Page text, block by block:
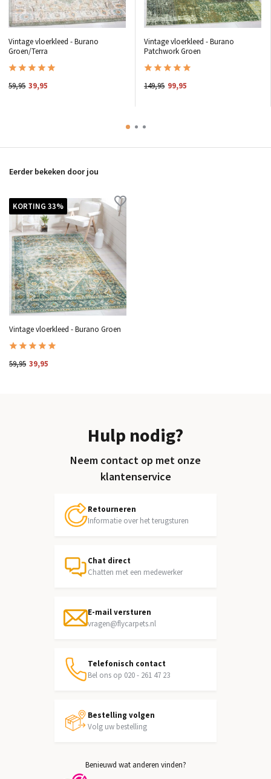
Vintage vloerkleed - Burano
Groen/Terra
59,95 39,95
Vintage vloerkleed - Burano
Patchwork Groen
149,95 99,95
Eerder bekeken door jou
KORTING 33%
Vintage vloerkleed - Burano Groen
59,95 39,95
Hulp nodig?
Neem contact op met onze
klantenservice
Retourneren
Informatie over het terugsturen
Chat direct
Chatten met een medewerker
E-mail versturen
vragen@flycarpets.nl
Telefonisch contact
Bel ons op 020 - 261 47 23
Bestelling volgen
Volg uw bestelling
Benieuwd wat anderen vinden?